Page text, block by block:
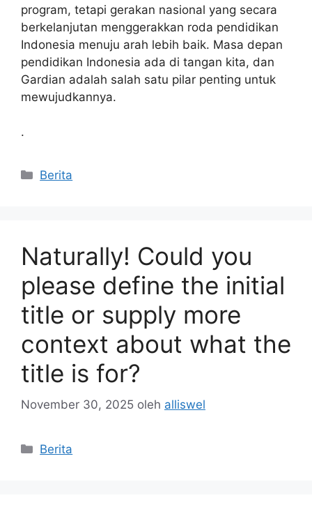
program, tetapi gerakan nasional yang secara
berkelanjutan menggerakkan roda pendidikan
Indonesia menuju arah lebih baik. Masa depan
pendidikan Indonesia ada di tangan kita, dan
Gardian adalah salah satu pilar penting untuk
mewujudkannya.
.
Kategori
Berita
Naturally! Could you
please define the initial
title or supply more
context about what the
title is for?
November 30, 2025 oleh alliswel
Kategori
Berita